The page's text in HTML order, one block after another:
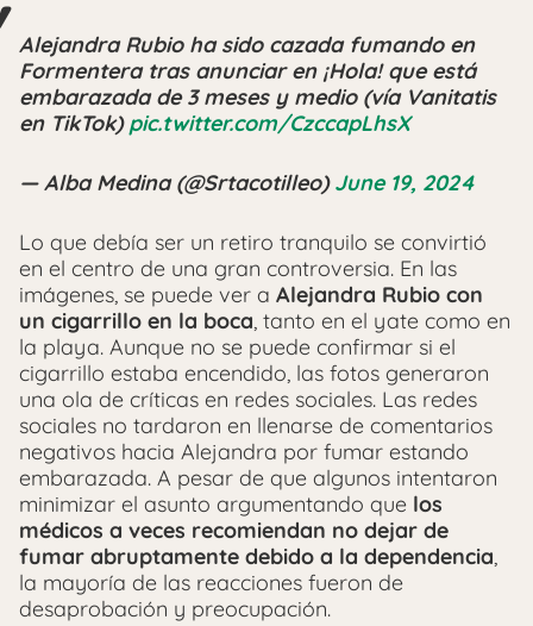
Alejandra Rubio ha sido cazada fumando en
Formentera tras anunciar en ¡Hola! que está
embarazada de 3 meses y medio (vía Vanitatis
en TikTok)pic.twitter.com/CzccapLhsX
— Alba Medina (@Srtacotilleo)June 19, 2024
Lo que debía ser un retiro tranquilo se convirtió
en el centro de una gran controversia. En las
imágenes, se puede ver a Alejandra Rubio con
un cigarrillo en la boca, tanto en el yate como en
la playa. Aunque no se puede confirmar si el
cigarrillo estaba encendido, las fotos generaron
una ola de críticas en redes sociales. Las redes
sociales no tardaron en llenarse de comentarios
negativos hacia Alejandra por fumar estando
embarazada. A pesar de que algunos intentaron
minimizar el asunto argumentando que los
médicos a veces recomiendan no dejar de
fumar abruptamente debido a la dependencia,
la mayoría de las reacciones fueron de
desaprobación y preocupación.